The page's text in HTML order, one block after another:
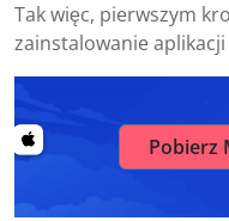
Tak więc, pierwszym
zainstalowanie
Pobierz